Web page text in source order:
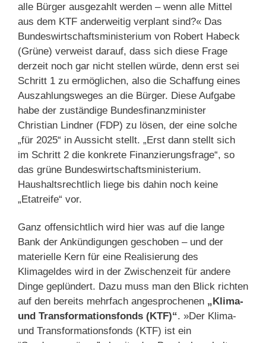
alle Bürger ausgezahlt werden – wenn alle Mittel
aus dem KTF anderweitig verplant sind?« Das
Bundeswirtschaftsministerium von Robert Habeck
(Grüne) verweist darauf, dass sich diese Frage
derzeit noch gar nicht stellen würde, denn erst sei
Schritt 1 zu ermöglichen, also die Schaffung eines
Auszahlungsweges an die Bürger. Diese Aufgabe
habe der zuständige Bundesfinanzminister
Christian Lindner (FDP) zu lösen, der eine solche
„für 2025“ in Aussicht stellt. „Erst dann stellt sich
im Schritt 2 die konkrete Finanzierungsfrage“, so
das grüne Bundeswirtschaftsministerium.
Haushaltsrechtlich liege bis dahin noch keine
„Etatreife“ vor.
Ganz offensichtlich wird hier was auf die lange
Bank der Ankündigungen geschoben – und der
materielle Kern für eine Realisierung des
Klimageldes wird in der Zwischenzeit für andere
Dinge geplündert. Dazu muss man den Blick richten
auf den bereits mehrfach angesprochenen „Klima-
und Transformationsfonds (KTF)“. »Der Klima-
und Transformationsfonds (KTF) ist ein